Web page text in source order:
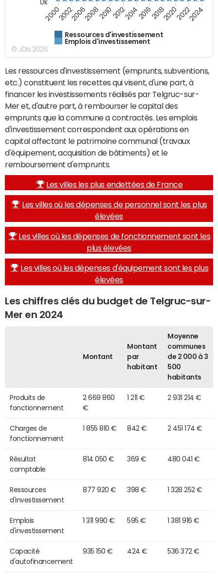
Ressources d'investissement
Emplois d'investissement
200020022006200820102012201420162018202020222024
0k
© JDN 2026
Les ressources d'investissement (emprunts, subventions,
etc.) constituent les recettes qui visent, d'une part, à
financer les investissements réalisés par Telgruc-sur-
Mer et, d'autre part, à rembourser le capital des
emprunts que la commune a contractés. Les emplois
d'investissement correspondent aux opérations en
capital affectant le patrimoine communal (travaux
d'équipement, acquisition de bâtiments) et le
remboursement d'emprunts.
Les villes les plus endettées de France
Les villes où les dépenses de personnel sont les plus
élevées
Les villes où les dépenses de fonctionnement sont les
plus élevées
Les villes où les dépenses d'équipement sont les plus
élevées
Les chiffres clés du budget de Telgruc-sur-
Mer en 2024
Montant
Montant
par
habitant
Moyenne
communes
de 2 000 à 3
500
habitants
Produits de
fonctionnement
2 669 860
€
1 211 € 2 931 214 €
Charges de
fonctionnement
1 855 810 € 842 € 2 451 174 €
Résultat
comptable
814 050 € 369 € 480 041 €
Ressources
d'investissement
877 920 € 398 € 1 328 252 €
Emplois
d'investissement
1 311 990 € 595 € 1 381 916 €
Capacité
d'autofinancement
935 150 € 424 € 536 372 €